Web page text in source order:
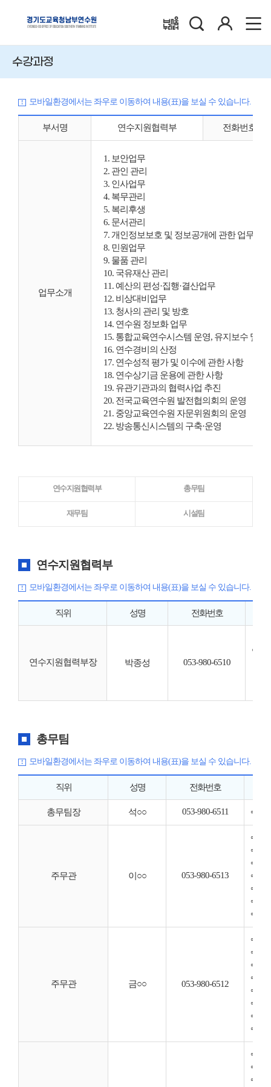
배움누리터
수강과정
모바일환경에서는 좌우로 이동하여 내용(표)을 보실 수 있습니다.
부서명 연수지원협력부 전화번호
업무소개
1. 보안업무
2. 관인 관리
3. 인사업무
4. 복무관리
5. 복리후생
6. 문서관리
7. 개인정보보호 및 정보공개에 관한 업무
8. 민원업무
9. 물품 관리
10. 국유재산 관리
11. 예산의 편성·집행·결산업무
12. 비상대비업무
13. 청사의 관리 및 방호
14. 연수원 정보화 업무
15. 통합교육연수시스템 운영, 유지보수 및
16. 연수경비의 산정
17. 연수성적 평가 및 이수에 관한 사항
18. 연수상기금 운용에 관한 사항
19. 유관기관과의 협력사업 추진
20. 전국교육연수원 발전협의회의 운영
21. 중앙교육연수원 자문위원회의 운영
22. 방송통신시스템의 구축·운영
연수지원협력부 총무팀
재무팀 시설팀
연수지원협력부
모바일환경에서는 좌우로 이동하여 내용(표)을 보실 수 있습니다.
직위 성명 전화번호
연수지원협력부장 박종성 053-980-6510
◦ 연
총무팀
모바일환경에서는 좌우로 이동하여 내용(표)을 보실 수 있습니다.
직위 성명 전화번호
총무팀장 석○○ 053-980-6511 ◦ 총
주무관 이○○ 053-980-6513
◦ 공
◦ 감
◦ 반
◦ 성
◦ 원
◦ 전
◦ 유
주무관 금○○ 053-980-6512
◦ 복
◦ 주
◦ 기
◦ 외
◦ 규
◦ 민
◦ 직
◦ 일
◦ 노
◦ 직
◦ 연